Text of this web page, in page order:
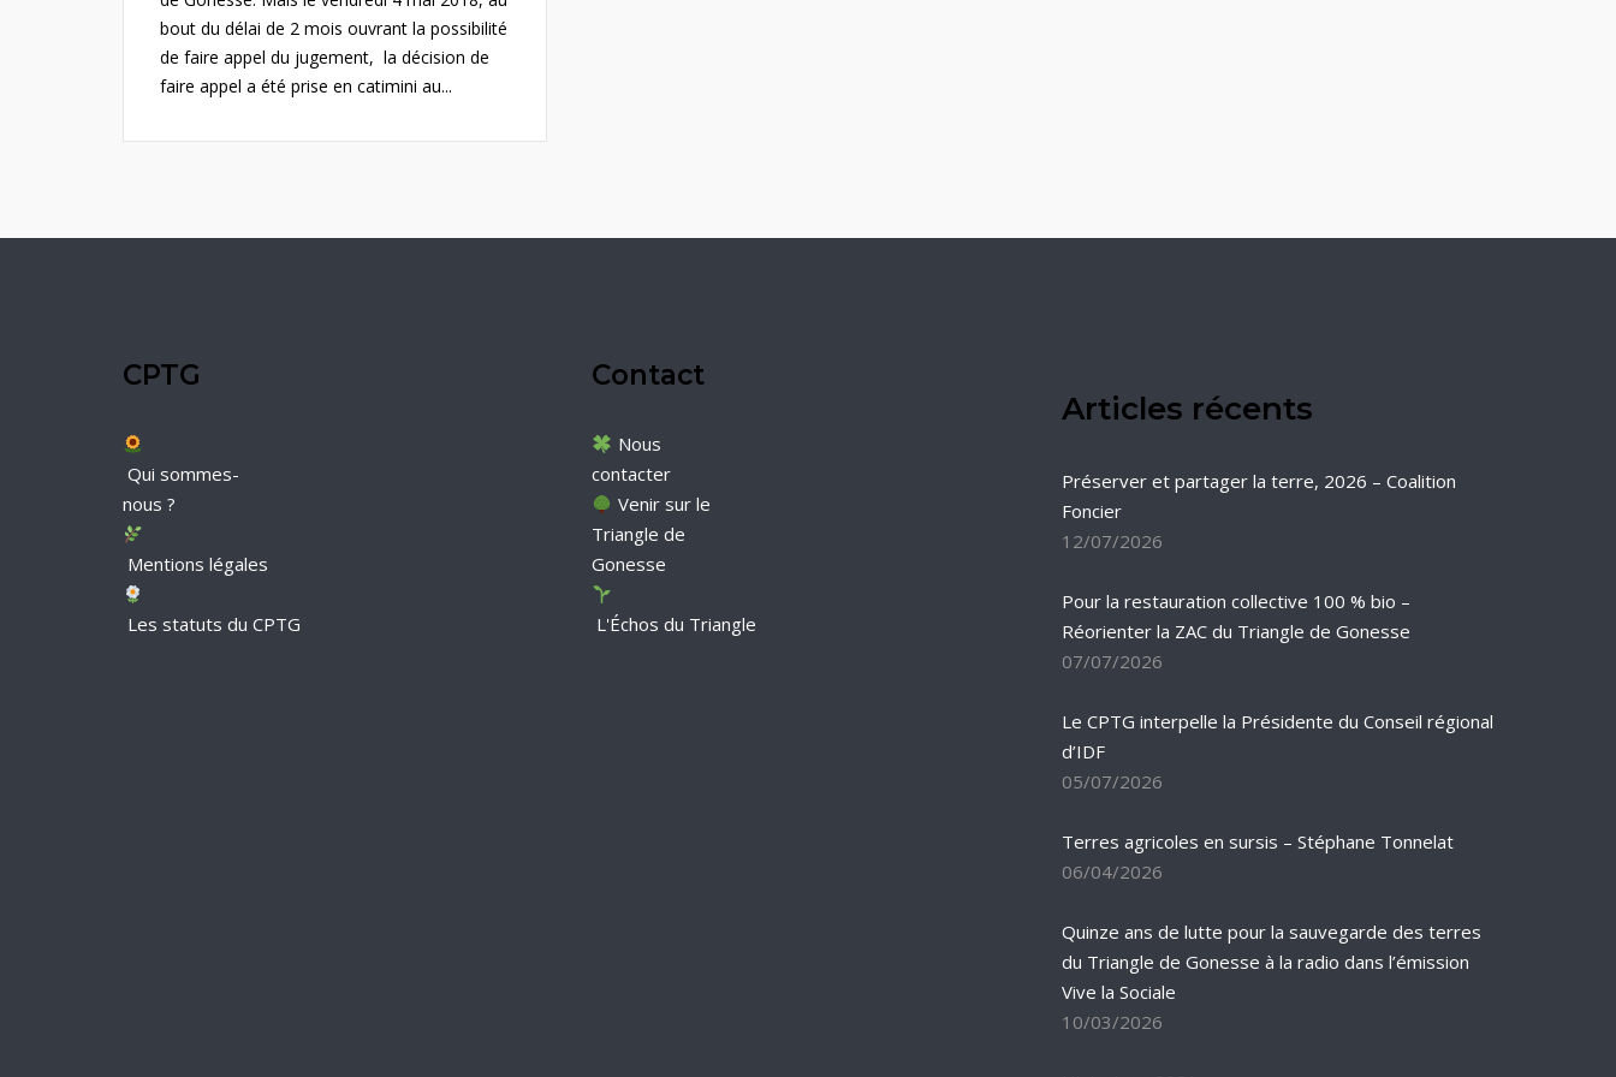
bout du délai de 2 mois ouvrant la possibilité
de faire appel du jugement, la décision de
faire appel a été prise en catimini au...
CPTG
Qui sommes-
nous ?
Mentions légales
Les statuts du CPTG
Contact
Nous
contacter
Venir sur le
Triangle de
Gonesse
L'Échos du Triangle
Articles récents
Préserver et partager la terre, 2026 – Coalition
Foncier
12/07/2026
Pour la restauration collective 100 % bio –
Réorienter la ZAC du Triangle de Gonesse
07/07/2026
Le CPTG interpelle la Présidente du Conseil régional
d’IDF
05/07/2026
Terres agricoles en sursis – Stéphane Tonnelat
06/04/2026
Quinze ans de lutte pour la sauvegarde des terres
du Triangle de Gonesse à la radio dans l’émission
Vive la Sociale
10/03/2026